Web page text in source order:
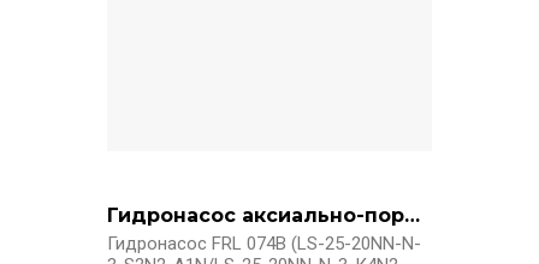
Гидронасос аксиально-поршневой FRL 074B
Гидронасос FRL 074B (LS-25-20NN-N-